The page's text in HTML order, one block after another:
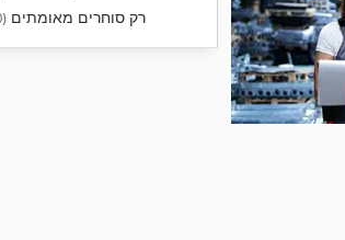
רק סוחרים מאומתים(0)